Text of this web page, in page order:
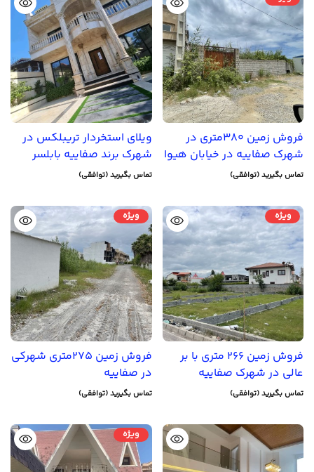
فروش زمین 380متری در
شهرک صفاییه در خیابان هیوا
تماس بگیرید (توافقی)
ویلای استخردار تریبلکس در
شهرک برند صفاییه بابلسر
تماس بگیرید (توافقی)
ویژه
فروش زمین 266 متری با بر
عالی در شهرک صفاییه
تماس بگیرید (توافقی)
ویژه
فروش زمین 275متری شهرکی
در صفاییه
تماس بگیرید (توافقی)
ویژه